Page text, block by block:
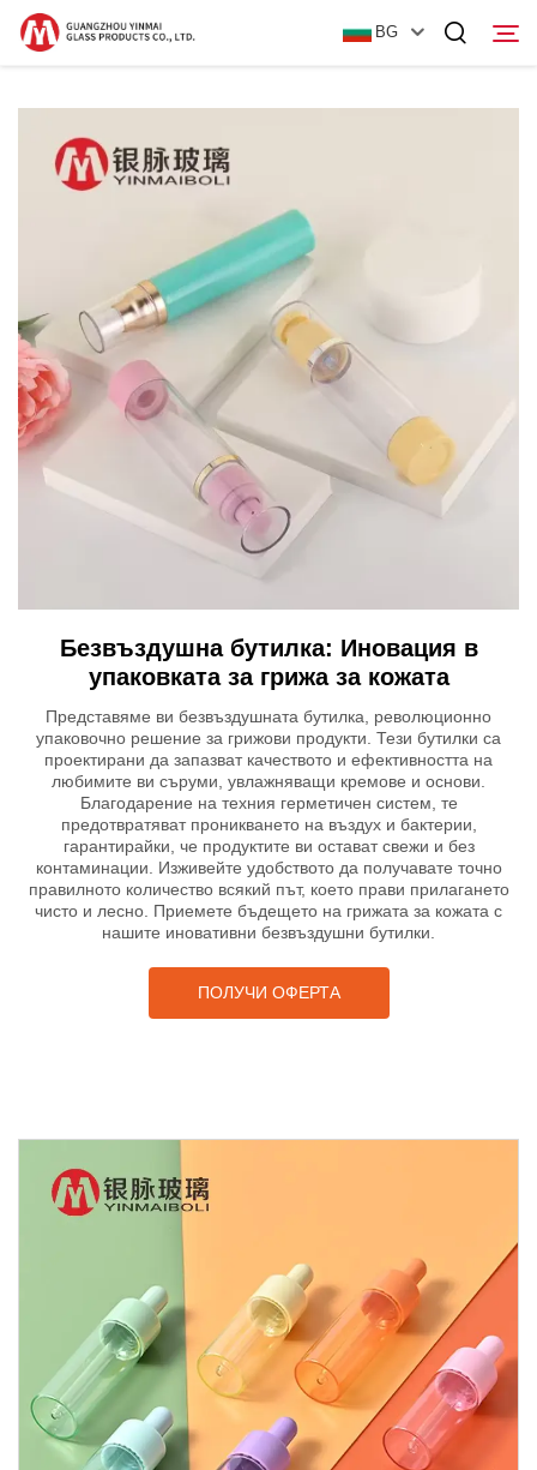
BG
Начало
Продукти
Новини
Контактирайте Нас
Безвъздушна бутилка: Иновация в
упаковката за грижа за кожата
Представяме ви безвъздушната бутилка, революционно
упаковочно решение за грижови продукти. Тези бутилки са
проектирани да запазват качеството и ефективността на
любимите ви съруми, увлажняващи кремове и основи.
Благодарение на техния герметичен систем, те
предотвратяват проникването на въздух и бактерии,
гарантирайки, че продуктите ви остават свежи и без
контаминации. Изживейте удобството да получавате точно
правилното количество всякий път, което прави прилагането
чисто и лесно. Приемете бъдещето на грижата за кожата с
нашите иновативни безвъздушни бутилки.
ПОЛУЧИ ОФЕРТА